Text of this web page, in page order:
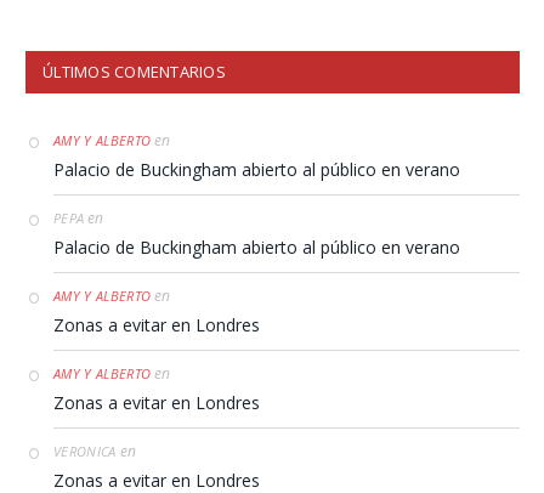
ÚLTIMOS COMENTARIOS
AMY Y ALBERTO en
Palacio de Buckingham abierto al público en verano
PEPA en
Palacio de Buckingham abierto al público en verano
AMY Y ALBERTO en
Zonas a evitar en Londres
AMY Y ALBERTO en
Zonas a evitar en Londres
VERONICA en
Zonas a evitar en Londres